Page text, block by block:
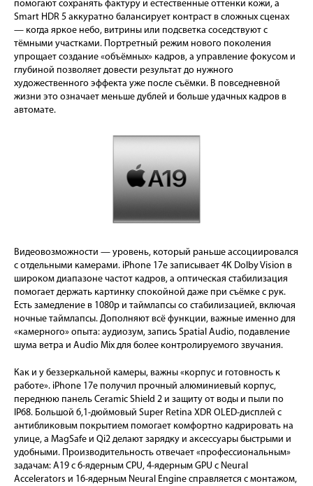
помогают сохранять фактуру и естественные оттенки кожи, а
Smart HDR 5 аккуратно балансирует контраст в сложных сценах
— когда яркое небо, витрины или подсветка соседствуют с
тёмными участками. Портретный режим нового поколения
упрощает создание «объёмных» кадров, а управление фокусом и
глубиной позволяет довести результат до нужного
художественного эффекта уже после съёмки. В повседневной
жизни это означает меньше дублей и больше удачных кадров в
автомате.
Видеовозможности — уровень, который раньше ассоциировался
с отдельными камерами. iPhone 17e записывает 4K Dolby Vision в
широком диапазоне частот кадров, а оптическая стабилизация
помогает держать картинку спокойной даже при съёмке с рук.
Есть замедление в 1080p и таймлапсы со стабилизацией, включая
ночные таймлапсы. Дополняют всё функции, важные именно для
«камерного» опыта: аудиозум, запись Spatial Audio, подавление
шума ветра и Audio Mix для более контролируемого звучания.
Как и у беззеркальной камеры, важны «корпус и готовность к
работе». iPhone 17e получил прочный алюминиевый корпус,
переднюю панель Ceramic Shield 2 и защиту от воды и пыли по
IP68. Большой 6,1-дюймовый Super Retina XDR OLED-дисплей с
антибликовым покрытием помогает комфортно кадрировать на
улице, а MagSafe и Qi2 делают зарядку и аксессуары быстрыми и
удобными. Производительность отвечает «профессиональным»
задачам: A19 с 6-ядерным CPU, 4-ядерным GPU с Neural
Accelerators и 16-ядерным Neural Engine справляется с монтажом,